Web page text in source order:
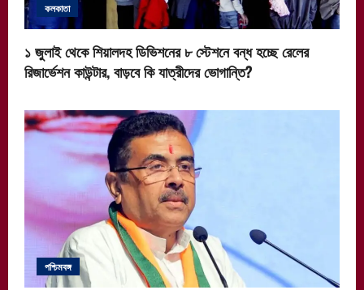
কলকাতা
১ জুলাই থেকে শিয়ালদহ ডিভিশনের ৮ স্টেশনে বন্ধ হচ্ছে রেলের
রিজার্ভেশন কাউন্টার, বাড়বে কি যাত্রীদের ভোগান্তি?
পশ্চিমবঙ্গ